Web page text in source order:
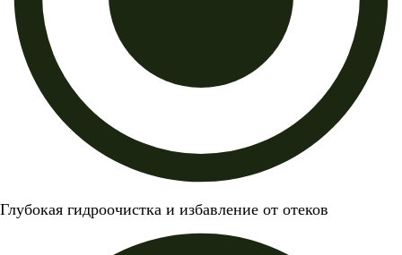
Глубокая гидроочистка и избавление от отеков